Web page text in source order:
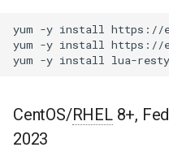
d
a
array-var
Modules
resty.pubsub.producer
Méthodes
new
Modules NGINX cPanel
Transformez ea-nginx en
puissance de performance
Support HTTP/3 QUIC de
NGINX - Paquets RPM pour
yum -y install
https://
yum -y install
https://
yum -y install
CentOS/RHEL8+,
2023